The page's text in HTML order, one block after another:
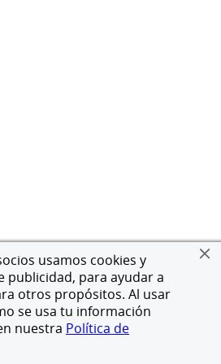
usamos cookies y
publicidad, para ayudar a
otros propósitos. Al usar
se usa tu información
nuestra Política de